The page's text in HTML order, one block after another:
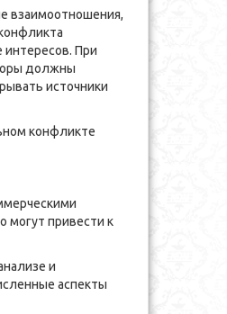
взаимоотношения,
При
должны
источники
конфликте
могут привести к
и
аспекты